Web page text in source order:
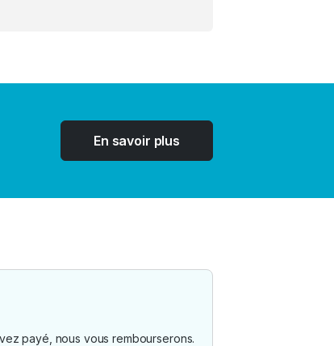
En savoir plus
payé, nous vous rembourserons.